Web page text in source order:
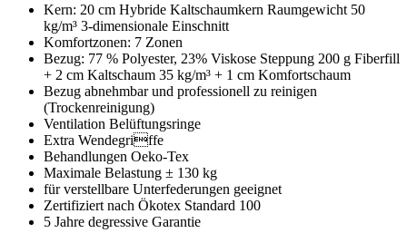
Kern: 20 cm Hybride Kaltschaumkern Raumgewicht 50
kg/m³ 3-dimensionale Einschnitt
Komfortzonen: 7 Zonen
Bezug: 77 % Polyester, 23% Viskose Steppung 200 g Fiberfill
+ 2 cm Kaltschaum 35 kg/m³ + 1 cm Komfortschaum
Bezug abnehmbar und professionell zu reinigen
(Trockenreinigung)
Ventilation Belüftungsringe
Extra Wendegriffe
Behandlungen Oeko-Tex
Maximale Belastung ± 130 kg
für verstellbare Unterfederungen geeignet
Zertifiziert nach Ökotex Standard 100
5 Jahre degressive Garantie